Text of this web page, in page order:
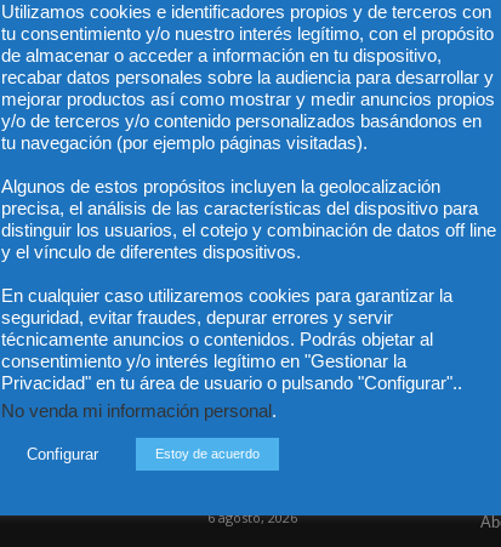
Incluso más noticias
Las empresas se exponen a
responsabilidades penales
por una prevención
6 agosto, 2026
Utilizamos cookies e identificadores propios y de terceros con
tu consentimiento y/o nuestro interés legítimo, con el propósito
de almacenar o acceder a información en tu dispositivo,
recabar datos personales sobre la audiencia para desarrollar y
mejorar productos así como mostrar y medir anuncios propios
y/o de terceros y/o contenido personalizados basándonos en
tu navegación (por ejemplo páginas visitadas).
Algunos de estos propósitos incluyen la geolocalización
precisa, el análisis de las características del dispositivo para
distinguir los usuarios, el cotejo y combinación de datos off line
y el vínculo de diferentes dispositivos.
En cualquier caso utilizaremos cookies para garantizar la
seguridad, evitar fraudes, depurar errores y servir
técnicamente anuncios o contenidos. Podrás objetar al
consentimiento y/o interés legítimo en "Gestionar la
Privacidad" en tu área de usuario o pulsando "Configurar"..
No venda mi información personal.
Configurar Estoy de acuerdo